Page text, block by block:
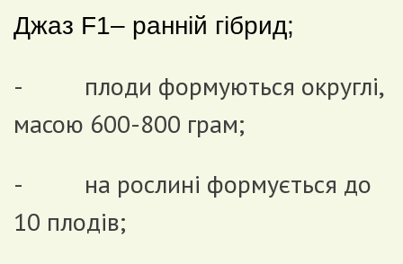
Джаз F1– ранній гібрид;
- плоди формуються округлі,
масою 600-800 грам;
- на рослині формується до
10 плодів;